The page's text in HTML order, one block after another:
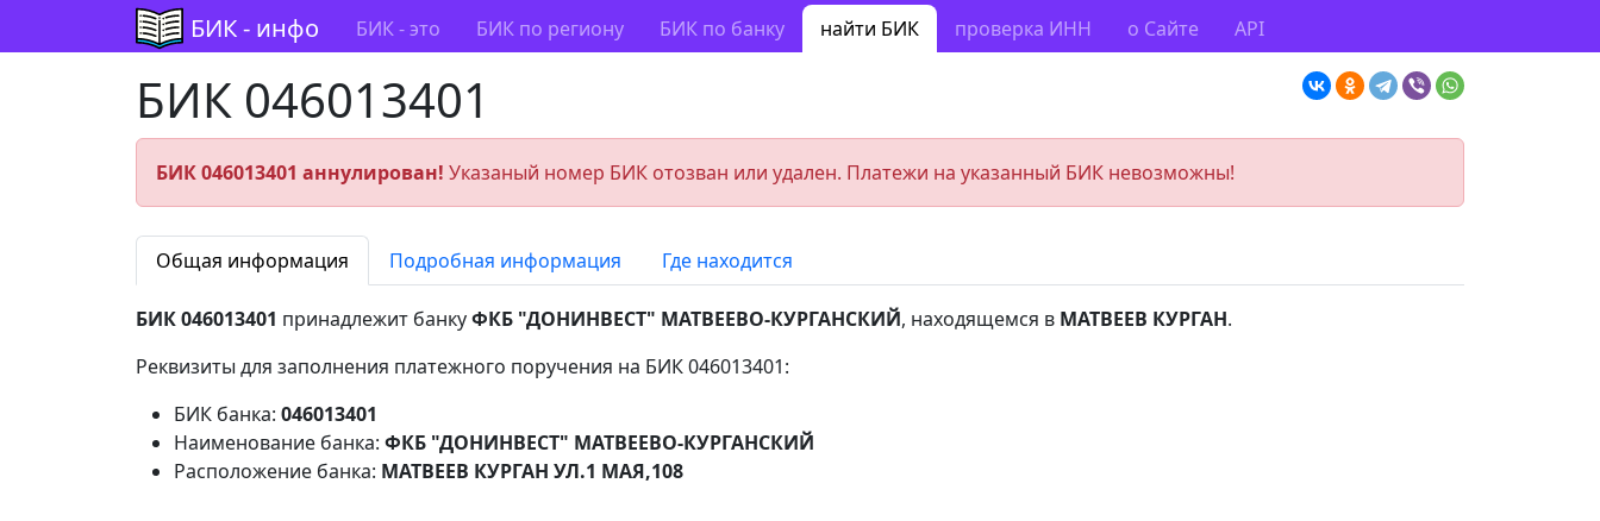
БИК - инфо БИК - это БИК по региону БИК по банку найти БИК проверка ИНН о Сайте API
БИК 046013401
БИК 046013401 аннулирован! Указаный номер БИК отозван или удален. Платежи на указанный БИК невозможны!
Общая информация Подробная информация Где находится
БИК 046013401 принадлежит банкуФКБ "ДОНИНВЕСТ" МАТВЕЕВО-КУРГАНСКИЙ, находящемся в МАТВЕЕВ КУРГАН.
Реквизиты для заполнения платежного поручения на БИК 046013401:
БИК банка: 046013401
Наименование банка: ФКБ "ДОНИНВЕСТ" МАТВЕЕВО-КУРГАНСКИЙ
Расположение банка: МАТВЕЕВ КУРГАН УЛ.1 МАЯ,108